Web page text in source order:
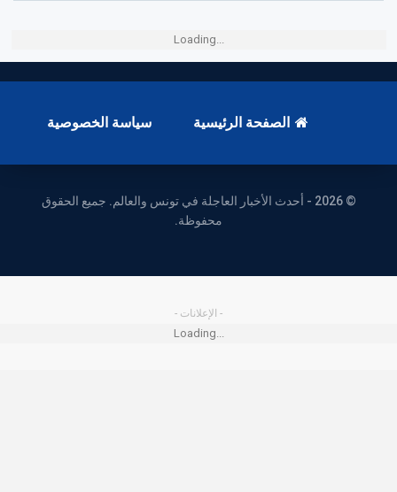
Loading...
الصفحة الرئيسية سياسة الخصوصية
© 2026 - أحدث الأخبار العاجلة في تونس والعالم. جميع الحقوق
محفوظة.
- الإعلانات -
Loading...